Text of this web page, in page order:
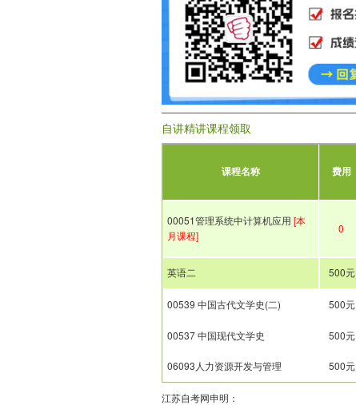
自讲精讲课程领取
课程名称 费用
00051管理系统中计算机应用 [本
月课程]
0
英语二 500元
00539 中国古代文学史(二) 500元
00537 中国现代文学史 500元
06093人力资源开发与管理 500元
江苏自考网申明：